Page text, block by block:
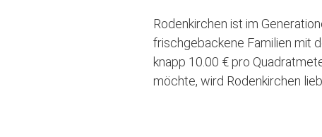
Rodenkirchen ist im
frischgebackene Familien mit
knapp 10.00 € pro
möchte, wird Rodenkirchen